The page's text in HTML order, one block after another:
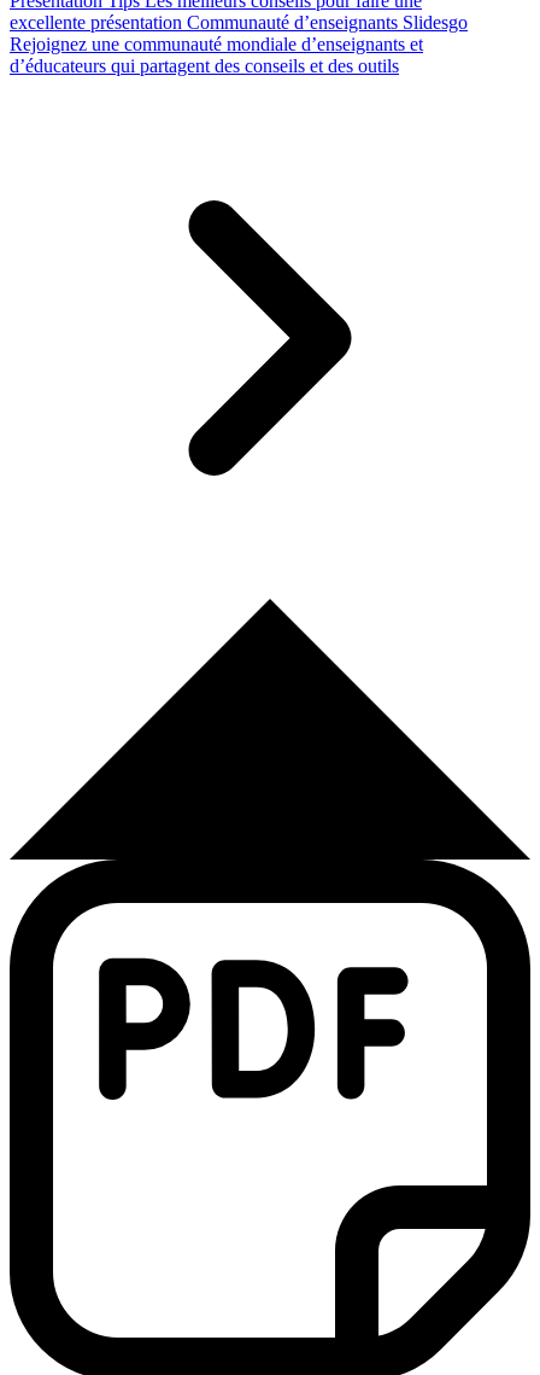
excellente présentation Communauté d’enseignants Slidesgo
Rejoignez une communauté mondiale d’enseignants et
d’éducateurs qui partagent des conseils et des outils